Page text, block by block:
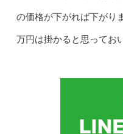
の価格が下がれば下がり
万円は掛かると思ってお